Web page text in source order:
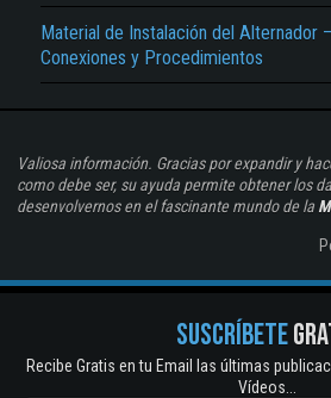
Material de Instalación del Alternador
Conexiones y Procedimientos
Valiosa información. Gracias por expandir y
como debe ser, su ayuda permite obtener los
desenvolvernos en el fascinante mundo de la
SUSCRÍBETE
Recibe Gratis en tu Email las últimas
Vídeos...